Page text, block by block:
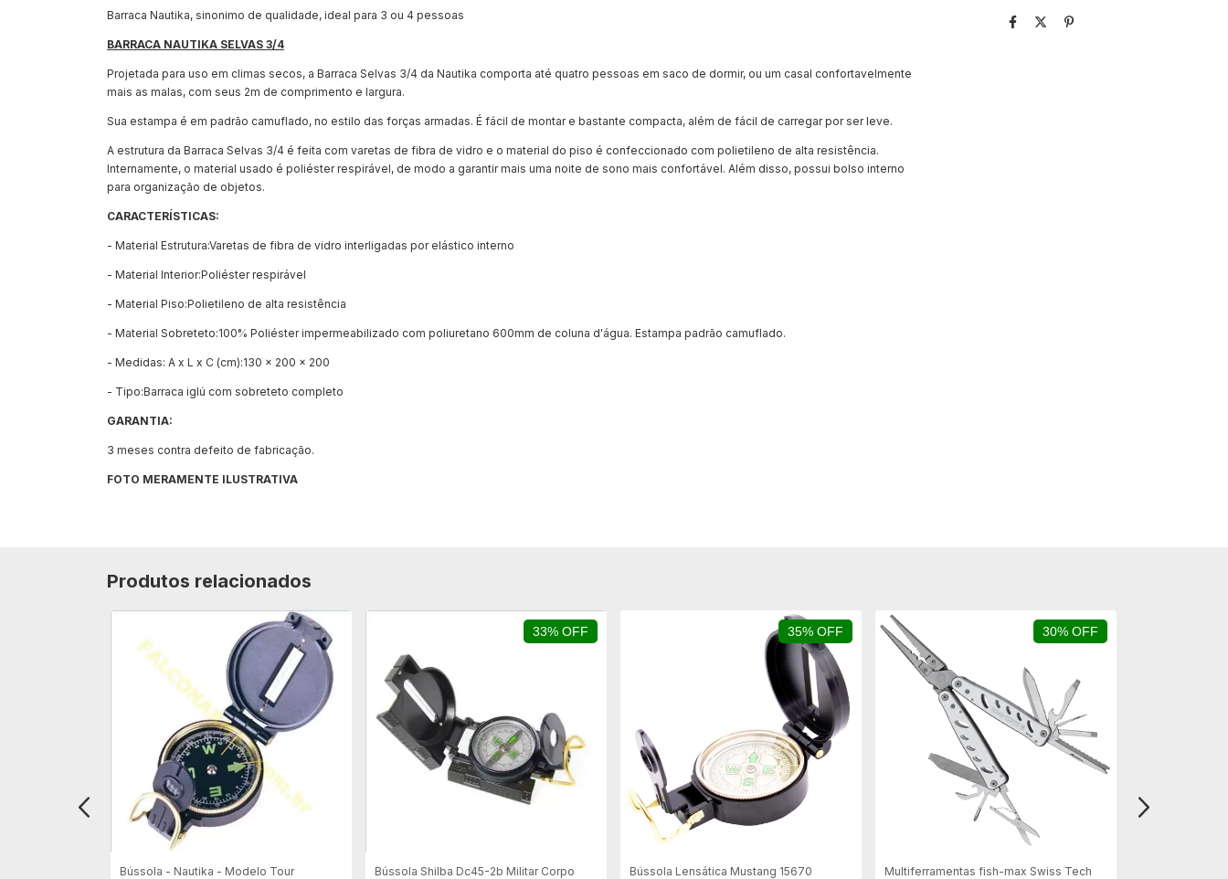
Barraca Nautika, sinonimo de qualidade, ideal para 3 ou 4 pessoas
BARRACA NAUTIKA SELVAS 3/4
Projetada para uso em climas secos, a Barraca Selvas 3/4 da Nautika comporta até quatro pessoas em saco de dormir, ou um casal confortavelmente
mais as malas, com seus 2m de comprimento e largura.
Sua estampa é em padrão camuflado, no estilo das forças armadas. É fácil de montar e bastante compacta, além de fácil de carregar por ser leve.
A estrutura da Barraca Selvas 3/4 é feita com varetas de fibra de vidro e o material do piso é confeccionado com polietileno de alta resistência.
Internamente, o material usado é poliéster respirável, de modo a garantir mais uma noite de sono mais confortável. Além disso, possui bolso interno
para organização de objetos.
CARACTERÍSTICAS:
- Material Estrutura:Varetas de fibra de vidro interligadas por elástico interno
- Material Interior:Poliéster respirável
- Material Piso:Polietileno de alta resistência
- Material Sobreteto:100% Poliéster impermeabilizado com poliuretano 600mm de coluna d'água. Estampa padrão camuflado.
- Medidas: A x L x C (cm):130 x 200 x 200
- Tipo:Barraca iglú com sobreteto completo
GARANTIA:
3 meses contra defeito de fabricação.
FOTO MERAMENTE ILUSTRATIVA
Produtos relacionados
Bússola - Nautika - Modelo Tour
33% OFF
Bússola Shilba Dc45-2b Militar Corpo
35% OFF
Bússola Lensática Mustang 15670
30% OFF
Multiferramentas fish-max Swiss Tech